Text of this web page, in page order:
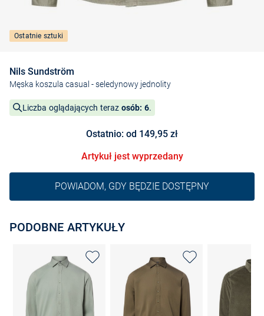
Ostatnie sztuki
Nils Sundström
Męska koszula casual - seledynowy jednolity
Liczba oglądających teraz osób: 6.
Ostatnio: od 149,95 zł
Artykuł jest wyprzedany
POWIADOM, GDY BĘDZIE DOSTĘPNY
PODOBNE ARTYKUŁY